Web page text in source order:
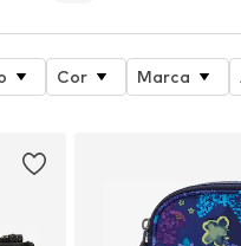
Cor Marca